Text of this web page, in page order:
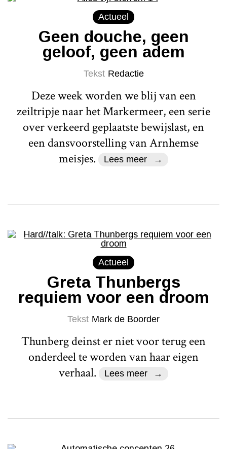
Actueel
Geen douche, geen
geloof, geen adem
Tekst Redactie
Deze week worden we blij van een
zeiltripje naar het Markermeer, een serie
over verkeerd geplaatste bewijslast, en
een dansvoorstelling van Arnhemse
meisjes.
Lees meer
Actueel
Greta Thunbergs
requiem voor een droom
Tekst Mark de Boorder
Thunberg deinst er niet voor terug een
onderdeel te worden van haar eigen
verhaal.
Lees meer